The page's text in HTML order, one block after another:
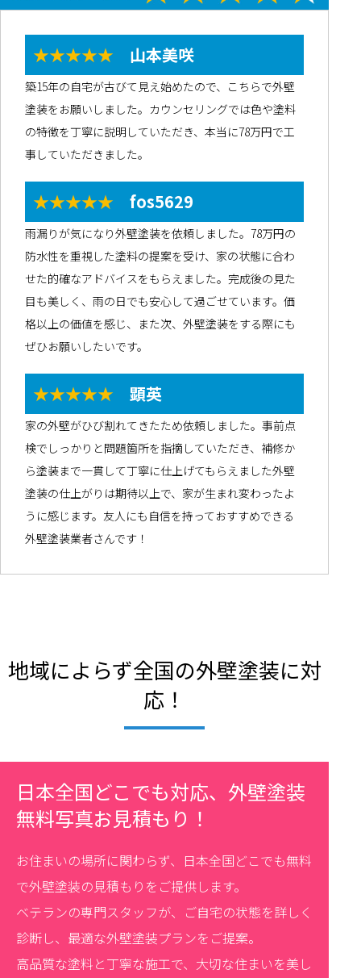
★★★★★ 山本美咲
築15年の自宅が古びて見え始めたので、こちらで外壁
塗装をお願いしました。カウンセリングでは色や塗料
の特徴を丁寧に説明していただき、本当に78万円で工
事していただきました。
★★★★★ fos5629
雨漏りが気になり外壁塗装を依頼しました。78万円の
防水性を重視した塗料の提案を受け、家の状態に合わ
せた的確なアドバイスをもらえました。完成後の見た
目も美しく、雨の日でも安心して過ごせています。価
格以上の価値を感じ、また次、外壁塗装をする際にも
ぜひお願いしたいです。
★★★★★ 顕英
家の外壁がひび割れてきたため依頼しました。事前点
検でしっかりと問題箇所を指摘していただき、補修か
ら塗装まで一貫して丁寧に仕上げてもらえました外壁
塗装の仕上がりは期待以上で、家が生まれ変わったよ
うに感じます。友人にも自信を持っておすすめできる
外壁塗装業者さんです！
地域によらず全国の外壁塗装に対
応！
日本全国どこでも対応、外壁塗装
無料写真お見積もり！
お住まいの場所に関わらず、日本全国どこでも無料
で外壁塗装の見積もりをご提供します。
ベテランの専門スタッフが、ご自宅の状態を詳しく
診断し、最適な外壁塗装プランをご提案。
高品質な塗料と丁寧な施工で、大切な住まいを美し